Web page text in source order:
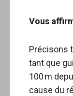
Vous
Précisons
tant que
100 m
cause du